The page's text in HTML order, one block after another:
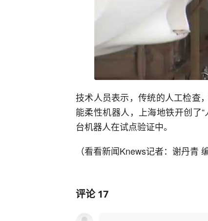
技术人员表示，传统的人工检查
能柔性机器人，上海地铁开创了
台机器人在试点验证中。
（看看新闻Knews记者：谢丹青
评论17